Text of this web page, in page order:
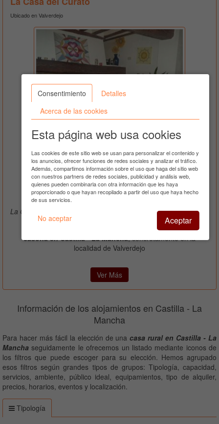
Ubicado en Valverdejo
Ver teléfono
4 Fotos
La Casa del Curato, Una casa para conectarse
alquilar una
casona en Castilla - La Mancha, concretamente en la
localidad de Valverdejo
Ver Más
Información de los alojamientos en Castilla - La
Mancha
Para hacer más fácil la elección de unacasa rural en Castilla - La
Mancha seguidamente le ofrecemos un listado mediante iconos de
los filtros que puede escoger para su elección. Hemos agrupado
esos filtros según grandes tipos de grupos: Tipología, capacidad,
servicios, ambiente, público ideal, equipamientos, tipo de alquiler,
precios, horarios, eventos y localización.
Tipología
Consentimiento
Detalles
Acerca de las cookies
Esta página web usa cookies
Las cookies de este sitio web se usan para personalizar el contenido y
los anuncios, ofrecer funciones de redes sociales y analizar el tráfico.
Además, compartimos información sobre el uso que haga del sitio web
con nuestros partners de redes sociales, publicidad y análisis web,
quienes pueden combinarla con otra información que les haya
proporcionado o que hayan recopilado a partir del uso que haya hecho
de sus servicios.
No aceptar Aceptar